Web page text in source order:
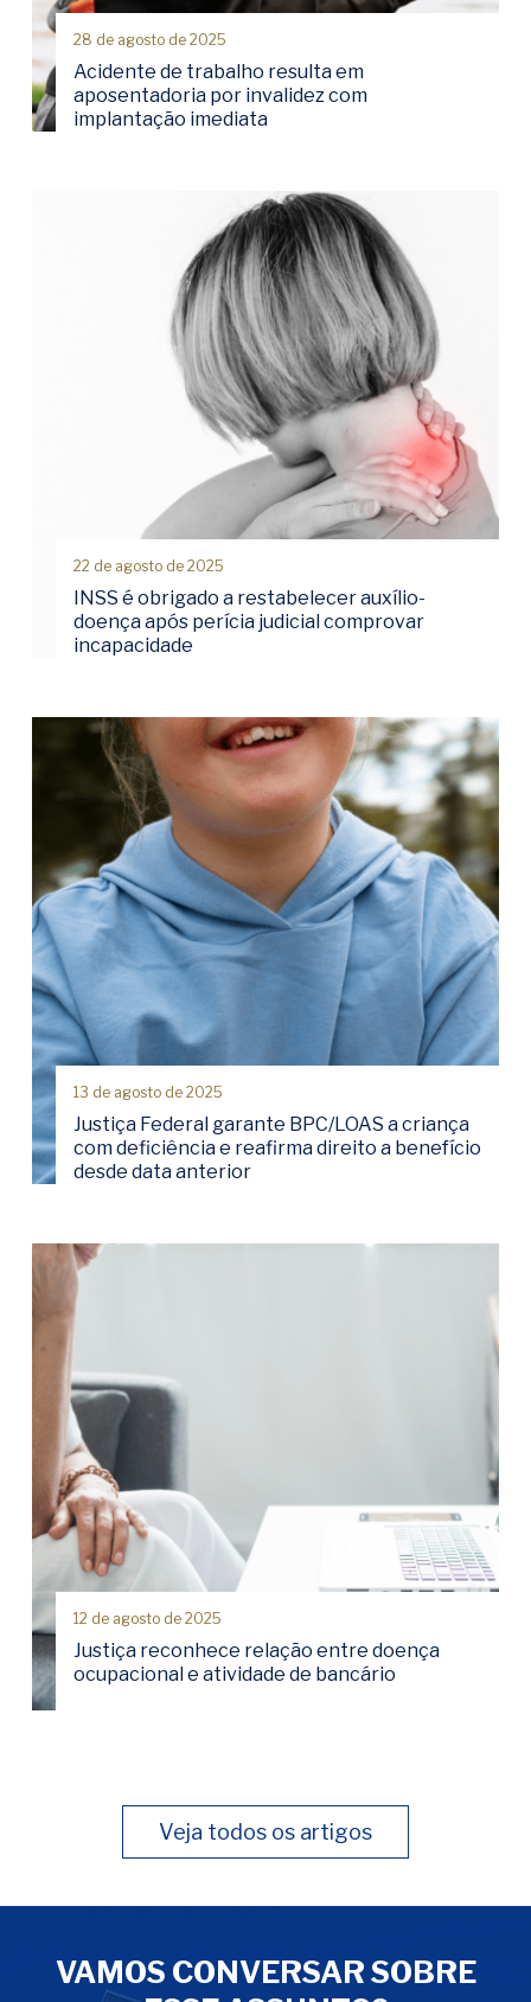
28 de agosto de 2025
Acidente de trabalho resulta em
aposentadoria por invalidez com
implantação imediata
22 de agosto de 2025
INSS é obrigado a restabelecer auxílio-
doença após perícia judicial comprovar
incapacidade
13 de agosto de 2025
Justiça Federal garante BPC/LOAS a criança
com deficiência e reafirma direito a benefício
desde data anterior
12 de agosto de 2025
Justiça reconhece relação entre doença
ocupacional e atividade de bancário
Veja todos os artigos
VAMOS CONVERSAR SOBRE